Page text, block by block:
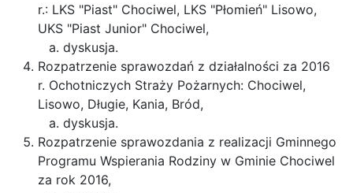
r.: LKS "Piast" Chociwel, LKS "Płomień" Lisowo,
UKS "Piast Junior" Chociwel,
dyskusja.
Rozpatrzenie sprawozdań z działalności za 2016
r. Ochotniczych Straży Pożarnych: Chociwel,
Lisowo, Długie, Kania, Bród,
dyskusja.
Rozpatrzenie sprawozdania z realizacji Gminnego
Programu Wspierania Rodziny w Gminie Chociwel
za rok 2016,